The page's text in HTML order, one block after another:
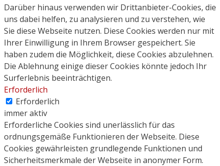
Darüber hinaus verwenden wir Drittanbieter-Cookies, die
uns dabei helfen, zu analysieren und zu verstehen, wie
Sie diese Webseite nutzen. Diese Cookies werden nur mit
Ihrer Einwilligung in Ihrem Browser gespeichert. Sie
haben zudem die Möglichkeit, diese Cookies abzulehnen.
Die Ablehnung einige dieser Cookies könnte jedoch Ihr
Surferlebnis beeinträchtigen.
Erforderlich
Erforderlich
immer aktiv
Erforderliche Cookies sind unerlässlich für das
ordnungsgemäße Funktionieren der Webseite. Diese
Cookies gewährleisten grundlegende Funktionen und
Sicherheitsmerkmale der Webseite in anonymer Form.